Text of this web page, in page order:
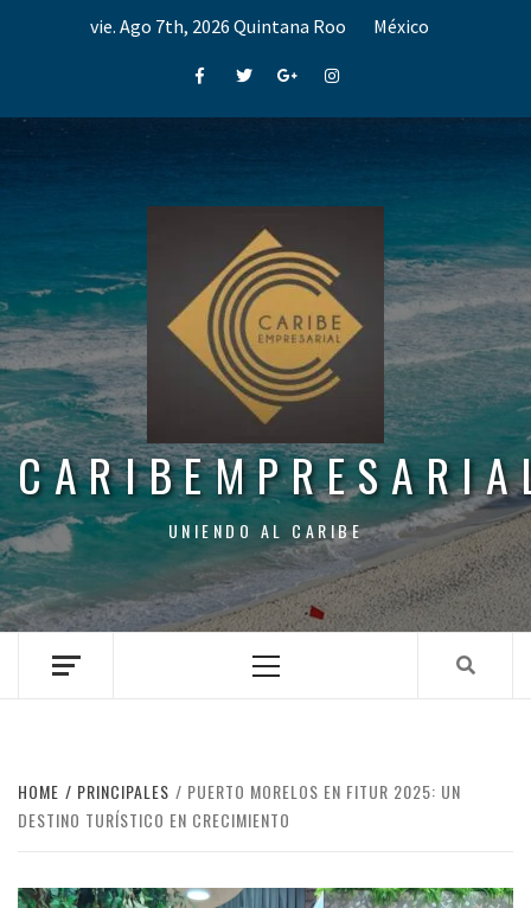
vie. Ago 7th, 2026 Quintana Roo México
FacebookTwitterGoogle+Instagram
UNIENDO AL CARIBE
Menu
HOME PRINCIPALES
PUERTO MORELOS EN FITUR 2025: UN
DESTINO TURÍSTICO EN CRECIMIENTO